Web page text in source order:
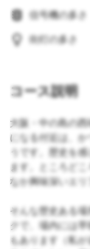
信号機の多さ
街灯の多さ
コース説明
大阪・中の島の西
になる付近は、
うです。歴史を
ます。ところど
なか興味深いエリ
そんな歴史ある
クで、場内には
もあります（私